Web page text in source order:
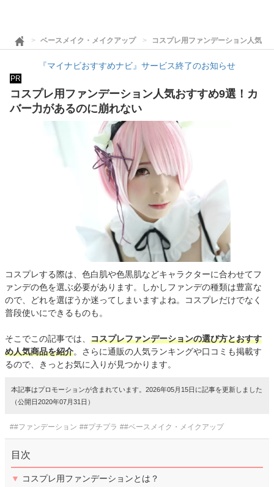
ベースメイク・メイクアップ コスプレ用ファンデーション人気お
『マイナビおすすめナビ』サービス終了のお知らせ
PR
コスプレ用ファンデーション人気おすすめ9選！カ
バー力があるのに崩れない
コスプレする際は、色白肌や色黒肌などキャラクターに合わせてフ
ァンデの色を選ぶ必要があります。しかしファンデの種類は豊富な
ので、どれを選ぼうか迷ってしまいますよね。コスプレだけでなく
普段使いにできるものも。
そこでこの記事では、 コスプレファンデーションの選び方とおすす
め人気商品を紹介。さらに通販の人気ランキングや口コミも掲載す
るので、きっとお気に入りが見つかります。
本記事はプロモーションが含まれています。2026年05月15日に記事を更新しました
（公開日2020年07月31日）
##ファンデーション ##プチプラ ##ベースメイク・メイクアップ
目次
▼ コスプレ用ファンデーションとは？